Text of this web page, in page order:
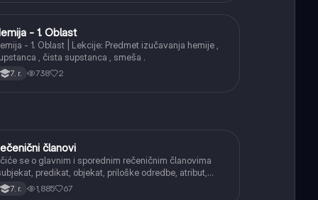
Hemija- 1. Oblast
- 1. Oblast | Lekcije: Predmet izučavanja hemije ,
, čista supstanca , smeša .
7. r. 738 2
Srpski jezikčlanovi
se o glavnim i sporednim rečeničnim članovima
predikat, objekat, priloške odredbe, atribut,
i njihovoj funkciji.
7. r. 1,885 67